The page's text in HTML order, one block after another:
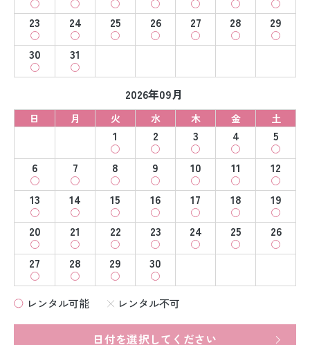
23
24 25 26 27 28
29
30
31
2026年09月
日 月 火 水 木 金 土
1 2 3 4
5
6
7 8 9 10 11
12
13
14 15 16 17 18
19
20
21 22 23 24 25
26
27
28 29 30
レンタル可能 レンタル不可
日付を選択してください